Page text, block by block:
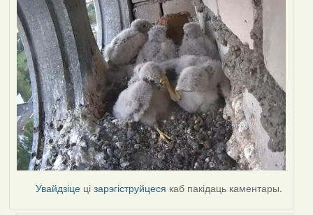
Увайдзіце цізарэгіструйцеся каб пакідаць каментары.